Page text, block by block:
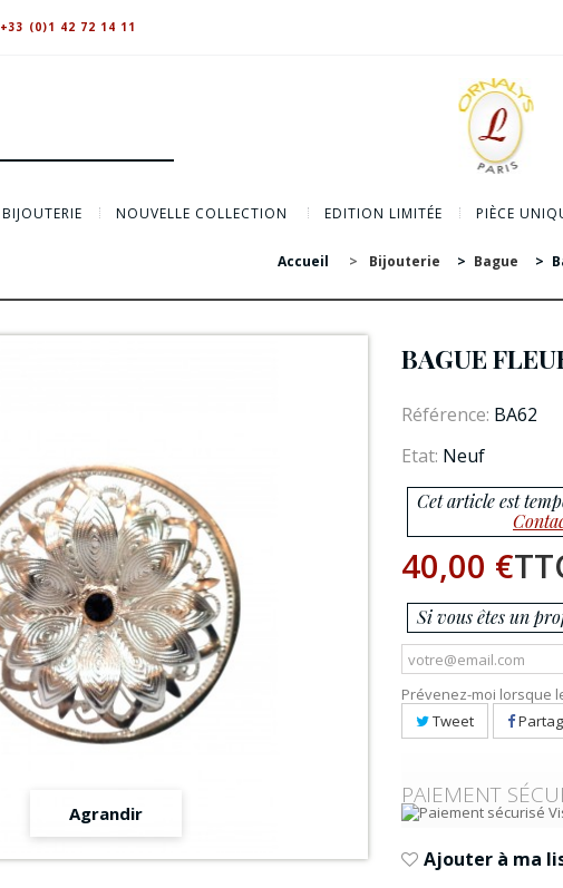
+33 (0)1 42 72 14 11
BIJOUTERIE NOUVELLE COLLECTION EDITION LIMITÉE PIÈCE
Accueil > Bijouterie > Bague >
Agrandir
BAGUE
Référence: BA62
Etat: Neuf
Cet article est
40,00 €
Si vous êtes un
Prévenez-moi lorsque
Tweet
PAIEMENT
Ajouter à ma